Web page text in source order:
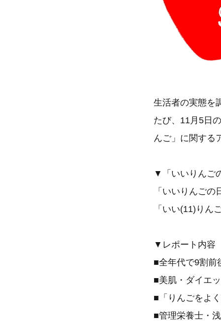
生活者の実態を
たび、11月5日
んご」に関する
▼「いいりんご
「いいりんご
「いい(11)りん
▼レポート内容
■全年代で9割前
■美肌・ダイエ
■「りんごをよ
■管理栄養士・